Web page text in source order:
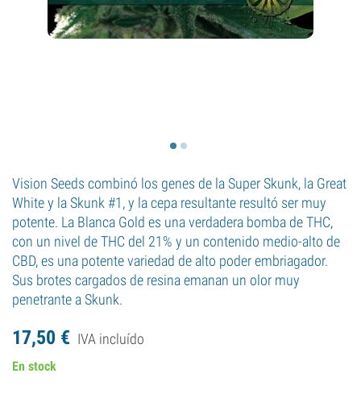
Vision Seeds combinó los genes de la Super Skunk, la Great
White y la Skunk #1, y la cepa resultante resultó ser muy
potente. La Blanca Gold es una verdadera bomba de THC,
con un nivel de THC del 21% y un contenido medio-alto de
CBD, es una potente variedad de alto poder embriagador.
Sus brotes cargados de resina emanan un olor muy
penetrante a Skunk.
17,50 € IVA incluído
En stock